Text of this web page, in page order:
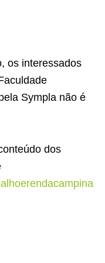
os interessados
Sympla não é
dos